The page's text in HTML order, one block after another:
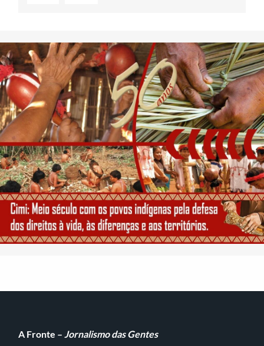
A Fronte – Jornalismo das Gentes